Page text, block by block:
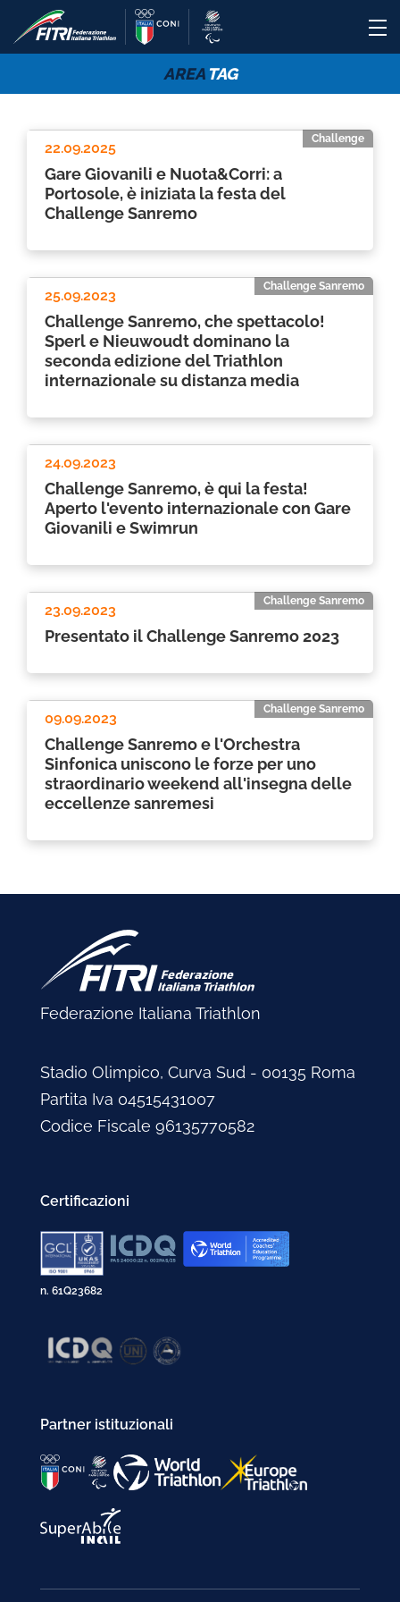
AREATAG
Challenge
22.09.2025
Gare Giovanili e Nuota&Corri: a
Portosole, è iniziata la festa del
Challenge Sanremo
Challenge Sanremo
25.09.2023
Challenge Sanremo, che spettacolo!
Sperl e Nieuwoudt dominano la
seconda edizione del Triathlon
internazionale su distanza media
24.09.2023
Challenge Sanremo, è qui la festa!
Aperto l'evento internazionale con Gare
Giovanili e Swimrun
Challenge Sanremo
23.09.2023
Presentato il Challenge Sanremo 2023
Challenge Sanremo
09.09.2023
Challenge Sanremo e l'Orchestra
Sinfonica uniscono le forze per uno
straordinario weekend all'insegna delle
eccellenze sanremesi
Federazione Italiana Triathlon
Stadio Olimpico, Curva Sud - 00135 Roma
Partita Iva 04515431007
Codice Fiscale 96135770582
Certificazioni
n. 61Q23682
Partner istituzionali